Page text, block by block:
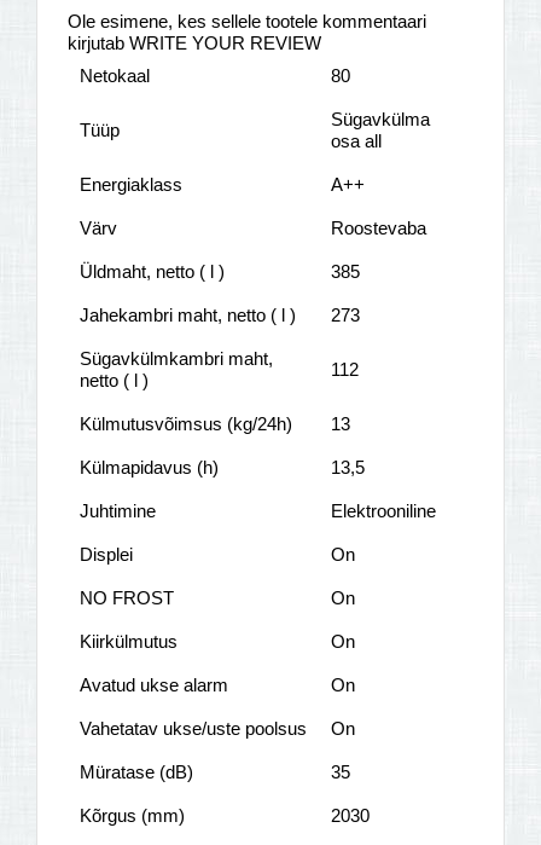
Ole esimene, kes sellele tootele kommentaari
kirjutab WRITE YOUR REVIEW
Netokaal
80
Tüüp
Sügavkülma
osa all
Energiaklass A++
Värv Roostevaba
Üldmaht, netto ( l ) 385
Jahekambri maht, netto ( l ) 273
Sügavkülmkambri maht,
netto ( l )
112
Külmutusvõimsus (kg/24h) 13
Külmapidavus (h) 13,5
Juhtimine Elektrooniline
Displei On
NO FROST On
Kiirkülmutus On
Avatud ukse alarm On
Vahetatav ukse/uste poolsus On
Müratase (dB) 35
Kõrgus (mm) 2030